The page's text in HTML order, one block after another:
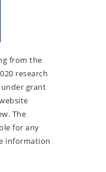
from the
research
grant
The
for any
information